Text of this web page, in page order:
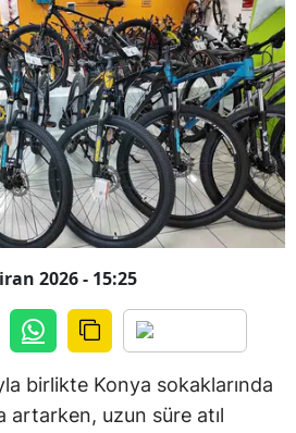
2026 - 15:25
birlikte Konya sokaklarında
artarken, uzun süre atıl